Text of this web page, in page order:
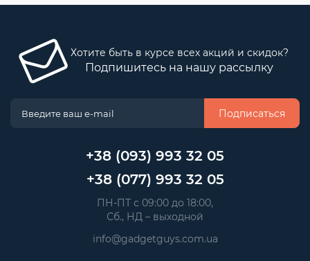
Хотите быть в курсе всех акций и скидок?
Подпишитесь на нашу рассылку
Подписаться
+38 (093) 993 32 05
+38 (077) 993 32 05
ПН-ПТ с 09:00 до 18:00,
Сб., НД – выходной
info@gadgetguys.com.ua